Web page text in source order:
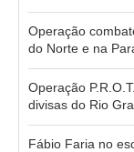
Operação
do Norte e na
Operação
divisas do Rio
Fábio Faria no